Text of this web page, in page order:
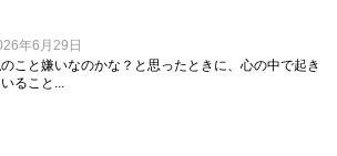
年6月29日
こと嫌いなのかな？と思ったときに、心の中で起き
ること...